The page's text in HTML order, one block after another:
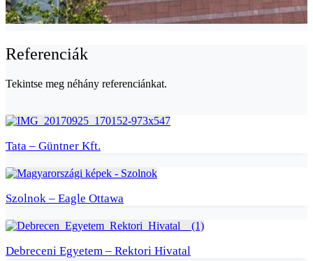
Referenciák
Tekintse meg néhány referenciánkat.
Tata – Güntner Kft.
Szolnok – Eagle Ottawa
Debreceni Egyetem – Rektori Hivatal